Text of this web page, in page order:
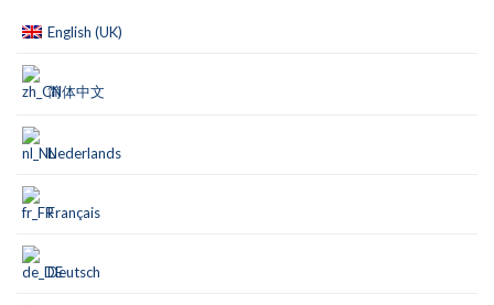
English (UK)
简体中文
Nederlands
Français
Deutsch